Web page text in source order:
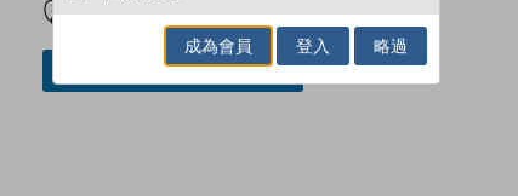
借閱實體書
成為會員 登入 略過